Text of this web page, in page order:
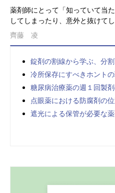
薬剤師にとって「知っていて当
してしまったり、意外と抜けて
齊藤 凌
錠剤の割線から学ぶ、分
冷所保存にすべきホント
糖尿病治療薬の週１回製
点眼薬における防腐剤の
遮光による保管が必要な薬